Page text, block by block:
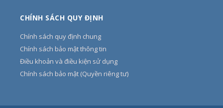
CHÍNH SÁCH QUY ĐỊNH
Chính sách quy định chung
Chính sách bảo mật thông tin
Điều khoản và điều kiện sử dụng
Chính sách bảo mật (Quyền riêng tư)